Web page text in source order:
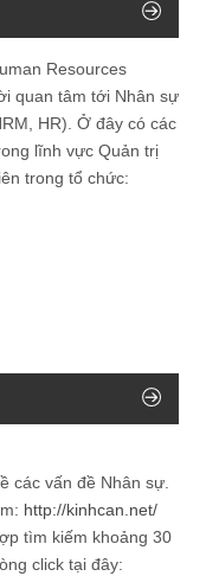
Resources
quan tâm tới Nhân sự
HR). Ở đây có các
lĩnh vực Quản trị
trong tổ chức:
các vấn đề Nhân sự
http://kinhcan.net/
tìm kiếm khoảng 30
click tại đây: